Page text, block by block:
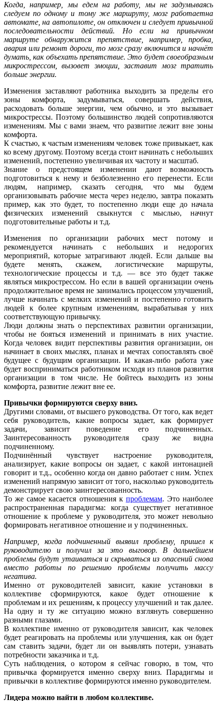
Когда, например,мы едем на работу, мы не задумываясь
следуем по одному и тому же маршруту, мозгработаетна
автомате, на автопилоте, он отключени следует привычной
последовательности действий. Но еслина привычном
маршруте обнаружится препятствие, например, пробка,
авария илиремонт дороги, то мозг сразу включится и начнёт
думать, как объехать препятствие. Это будетсвоеобразным
микрострессом, вызовет эмоции, заставит мозг тратить
больше энергии.
Изменения заставляют работника выходить за пределы его
зоны комфорта, задумываться, совершать действия,
расходовать больше энергии, чем обычно, и это вызывает
микрострессы. Поэтому большинство людей сопротивляются
изменениям. Мы с вами знаем, что развитие лежит вне зоны
комфорта.
К счастью, к частым изменениям человек тоже привыкает, как
ко всему другому. Поэтому всегда стоит начинать с небольших
изменений, постепенно увеличивая их частоту и масштаб.
Знание о предстоящем изменении дают возможность
подготовиться к нему и безболезненно его перенести. Если
людям, например, сказать сегодня, что мы будем
организовывать рабочие места через неделю, завтра показать
пример, как это будет, то постепенно люди еще до начала
физических изменений свыкнутся с мыслью, начнут
подготовительные работы и т.д.
Изменения по организации рабочих мест потому и
рекомендуется начинать с небольших и недорогих
мероприятий, которые затрагивают людей. Если дальше вы
будете менять, скажем, логистические маршруты,
технологические процессы и т.д. — все это будет также
являться микрострессом. Но если в вашей организации очень
продолжительное время не занимались процессом улучшений,
лучше начинать с мелких изменений и постепенно готовить
людей к более крупным изменениям, вырабатывая у них
соответствующую привычку.
Люди должны знать о перспективах развитии организации,
чтобы не бояться изменений и принимать в них участие.
Когда человек видит перспективы развития организации, он
начинает в своих мыслях, планах и мечтах сопоставлять своё
будущее с будущим организации. И какая-либо работа уже
будет восприниматься работником исходя из планов развития
организации в том числе. Не бойтесь выходить из зоны
комфорта, развитие лежит вне ее.
Привычки формируются сверху вниз.
Другими словами, от высшего руководства. От того, как ведет
себя руководитель, какие вопросы задает, как формирует
задачи, зависит поведение его подчиненных.
Заинтересованность руководителя сразу же видна
подчиненному.
Подчинённый чувствует настроение руководителя,
анализирует, какие вопросы он задает, с какой интонацией
говорит и т.д., особенно когда он давно работает с ним. Успех
изменений напрямую зависит от того, насколько руководитель
демонстрирует свою заинтересованность.
То же самое касается отношения к проблемам. Это наиболее
распространенная парадигма: когда существует негативное
отношение к проблеме у руководителя, это может невольно
формировать негативное отношение и у подчиненных.
Например, когда подчиненный выявил проблему, пришел к
руководителю и получил за это выговор. В дальнейшем
проблемы будут утаиваться и скрываться из опасений снова
вместо работы по решению проблемы получить массу
негатива.
Именно от руководителей зависит, какие установки в
коллективе сформируются, какое будет отношение к
проблемам и их решениям, к процессу улучшений и так далее.
На одну и ту же ситуацию можно взглянуть совершенно
разными глазами.
В коллективе именно от руководителя зависит, как человек
будет реагировать на проблемы или улучшения, как он будет
сам ставить задачи, будет ли он выявлять потери, узнавать
потребности заказчика и т.д.
Суть наблюдения, о котором я сейчас говорю, в том, что
привычка формируется именно сверху вниз. Парадигмы и
привычки в коллективе формируются именно руководителем.
Лидера можно найти в любом коллективе.